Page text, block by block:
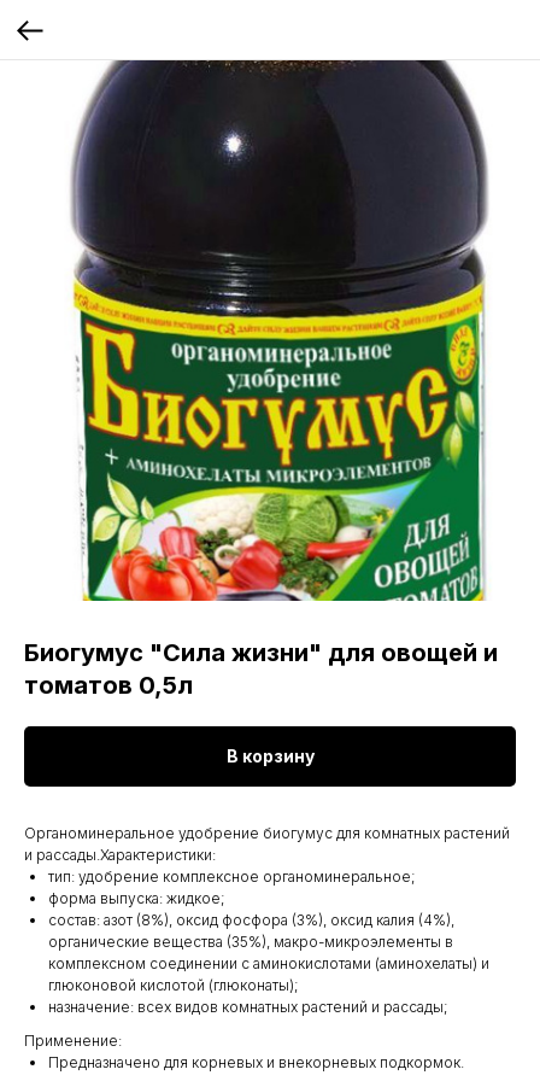
Биогумус "Сила жизни" для овощей и
томатов 0,5л
В корзину
Органоминеральное удобрение биогумус для комнатных растений
и рассады.Характеристики:
тип: удобрение комплексное органоминеральное;
форма выпуска: жидкое;
состав: азот (8%), оксид фосфора (3%), оксид калия (4%),
органические вещества (35%), макро-микроэлементы в
комплексном соединении с аминокислотами (аминохелаты) и
глюконовой кислотой (глюконаты);
назначение: всех видов комнатных растений и рассады;
Применение:
Предназначено для корневых и внекорневых подкормок.